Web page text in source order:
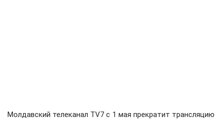
Молдавский телеканал TV7 с 1 мая прекратит трансляцию